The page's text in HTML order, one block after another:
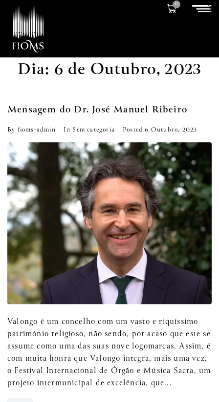
0
Dia: 6 de Outubro, 2023
Mensagem do Dr. José Manuel Ribeiro
By fioms-admin In Sem categoria Posted6 Outubro, 2023
Valongo é um concelho com um vasto e riquíssimo
património religioso, não sendo, por acaso que este se
assume como uma das suas nove logomarcas. Assim, é
com muita honra que Valongo integra, mais uma vez,
o Festival Internacional de Órgão e Música Sacra, um
projeto intermunicipal de excelência, que...